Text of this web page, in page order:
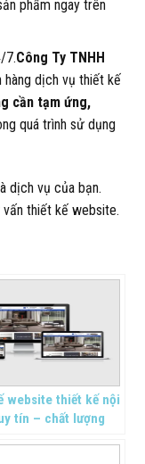
phẩm ngay trên
7.Công Ty TNHH
hàng dịch vụ thiết kế
cần tạm ứng,
quá trình sử dụng
dịch vụ của bạn.
thiết kế website.
website thiết kế nội
tín – chất lượng